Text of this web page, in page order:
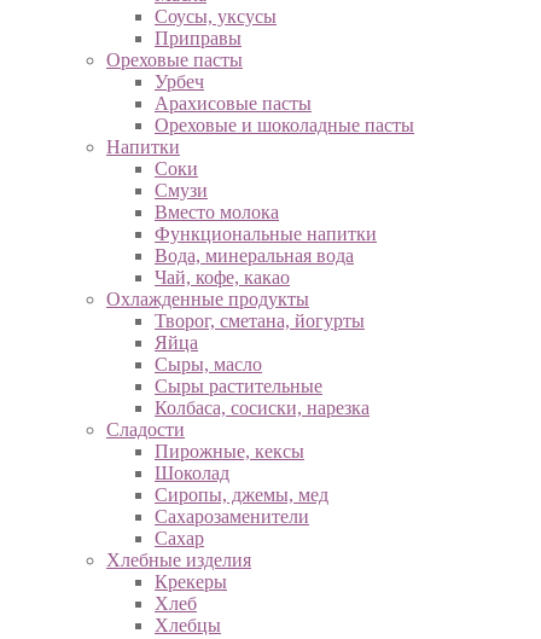
Соусы, уксусы
Приправы
Ореховые пасты
Урбеч
Арахисовые пасты
Ореховые и шоколадные пасты
Напитки
Соки
Смузи
Вместо молока
Функциональные напитки
Вода, минеральная вода
Чай, кофе, какао
Охлажденные продукты
Творог, сметана, йогурты
Яйца
Сыры, масло
Сыры растительные
Колбаса, сосиски, нарезка
Сладости
Пирожные, кексы
Шоколад
Сиропы, джемы, мед
Сахарозаменители
Сахар
Хлебные изделия
Крекеры
Хлеб
Хлебцы